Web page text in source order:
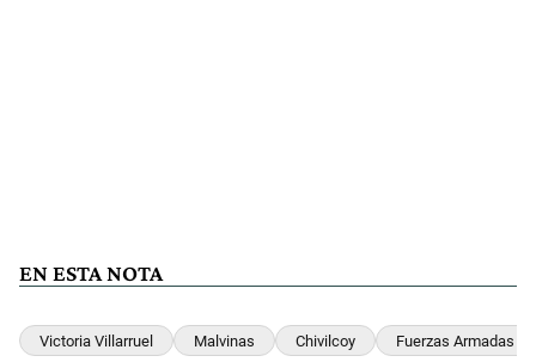
EN ESTA NOTA
Victoria Villarruel Malvinas Chivilcoy Fuerzas Armadas